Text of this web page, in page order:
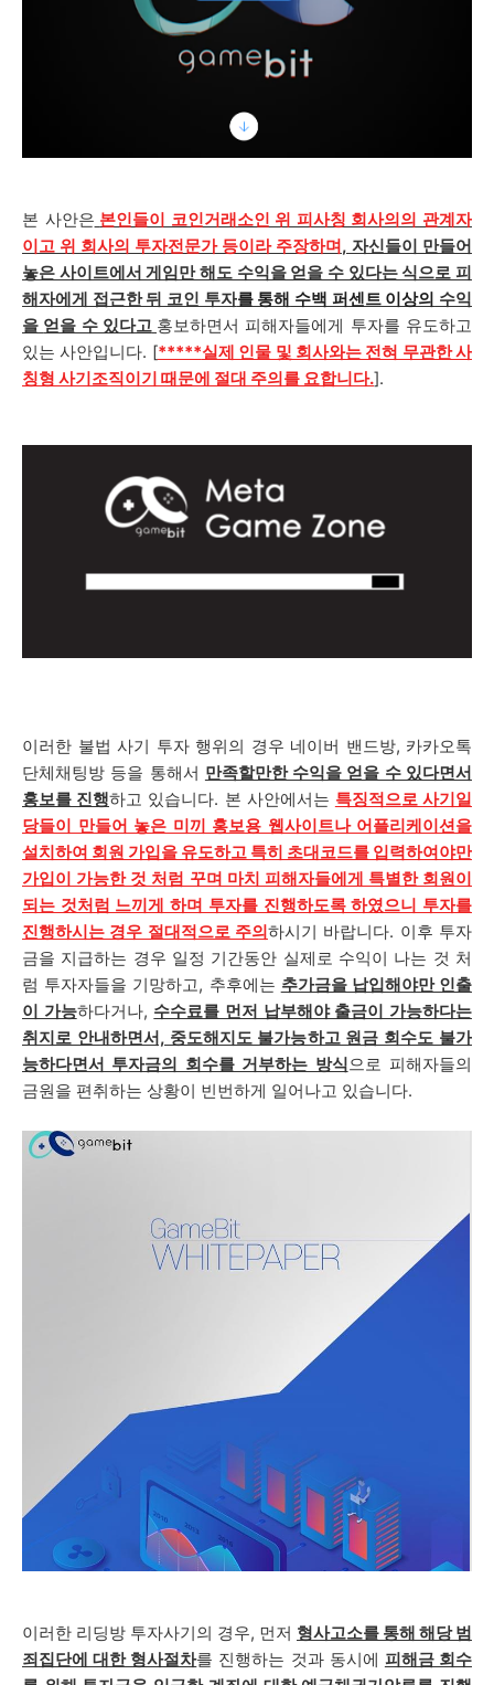
본 사안은 본인들이 코인거래소인 위 피사칭 회사의의 관계자
이고 위 회사의 투자전문가 등이라 주장하며, 자신들이 만들어
놓은 사이트에서 게임만 해도 수익을 얻을 수 있다는 식으로 피
해자에게 접근한 뒤 코인 투자를 통해 수백 퍼센트이상의 수익
을 얻을 수 있다고 홍보하면서 피해자들에게 투자를 유도하고
있는 사안입니다. [*****실제 인물 및 회사와는 전혀 무관한 사
칭형 사기조직이기 때문에 절대 주의를 요합니다.].
이러한 불법 사기 투자 행위의 경우 네이버 밴드방, 카카오톡
단체채팅방 등을 통해서 만족할만한 수익을 얻을 수 있다면서
홍보를 진행하고 있습니다. 본 사안에서는 특징적으로 사기일
당들이 만들어 놓은 미끼 홍보용 웹사이트나 어플리케이션을
설치하여 회원 가입을 유도하고 특히 초대코드를 입력하여야만
가입이 가능한 것 처럼 꾸며 마치 피해자들에게 특별한 회원이
되는 것처럼 느끼게 하며 투자를 진행하도록 하였으니 투자를
진행하시는 경우 절대적으로 주의하시기 바랍니다. 이후 투자
금을 지급하는 경우 일정 기간동안 실제로 수익이 나는 것 처
럼 투자자들을 기망하고, 추후에는 추가금을 납입해야만 인출
이 가능하다거나, 수수료를 먼저 납부해야 출금이 가능하다는
취지로 안내하면서, 중도해지도 불가능하고 원금 회수도 불가
능하다면서 투자금의 회수를 거부하는 방식으로 피해자들의
금원을 편취하는 상황이 빈번하게 일어나고 있습니다.
이러한 리딩방 투자사기의 경우, 먼저 형사고소를 통해 해당 범
죄집단에 대한 형사절차를 진행하는 것과 동시에 피해금 회수